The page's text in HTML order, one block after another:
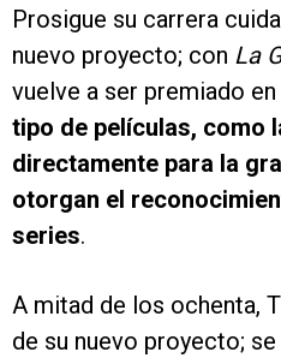
Prosigue su carrera
nuevo proyecto; con La
vuelve a ser premiado
tipo de películas, como
directamente para la
otorgan el
series.
A mitad de los ochenta,
de su nuevo proyecto;